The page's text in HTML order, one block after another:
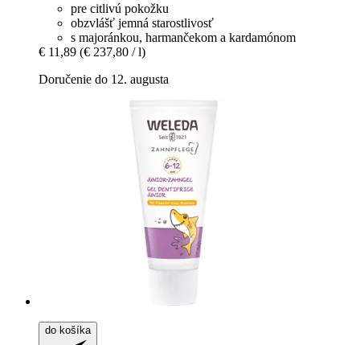
pre citlivú pokožku
obzvlášť jemná starostlivosť
s majoránkou, harmančekom a kardamónom
€ 11,89 (€ 237,80 / l)
Doručenie do 12. augusta
do košíka